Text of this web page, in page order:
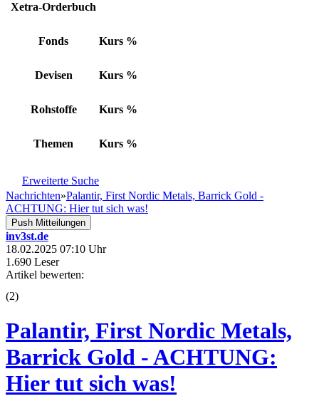
Xetra-Orderbuch
Fonds Kurs %
Devisen Kurs %
Rohstoffe Kurs %
Themen Kurs %
Erweiterte Suche
Nachrichten»Palantir, First Nordic Metals, Barrick Gold -
ACHTUNG: Hier tut sich was!
Push Mitteilungen
inv3st.de
18.02.2025 07:10 Uhr
1.690 Leser
Artikel bewerten:
(2)
Palantir, First Nordic Metals,
Barrick Gold - ACHTUNG:
Hier tut sich was!